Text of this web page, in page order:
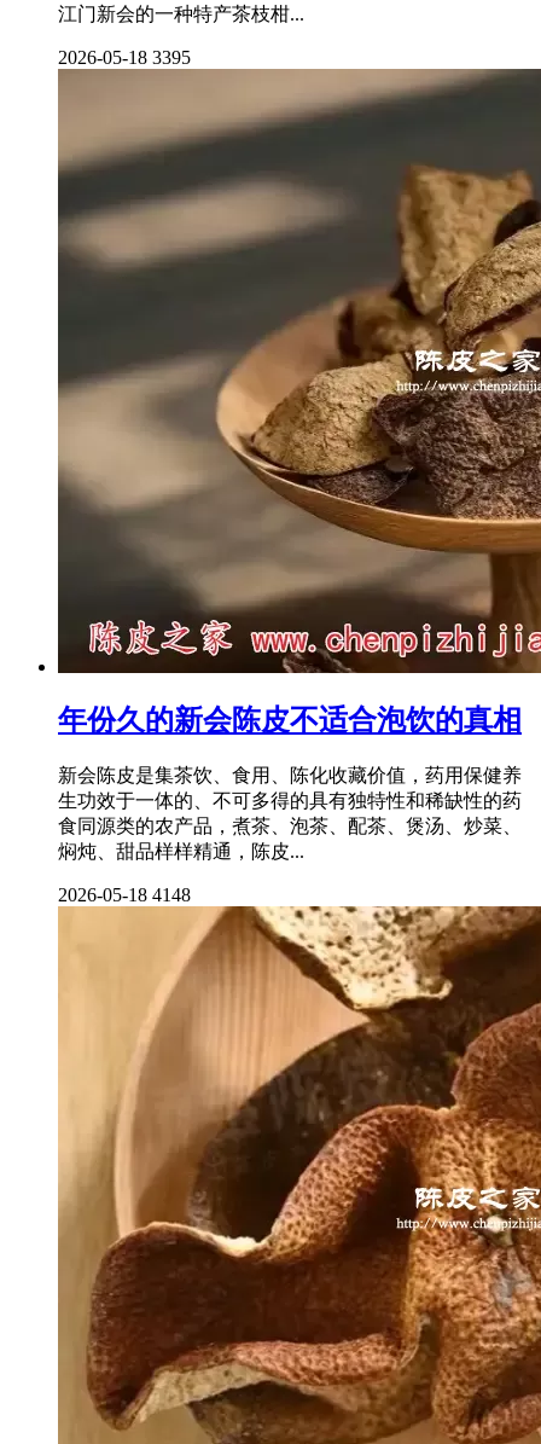
江门新会的一种特产茶枝柑...
2026-05-18 3395
年份久的新会陈皮不适合泡饮的真相
新会陈皮是集茶饮、食用、陈化收藏价值，药用保健养
生功效于一体的、不可多得的具有独特性和稀缺性的药
食同源类的农产品，煮茶、泡茶、配茶、煲汤、炒菜、
焖炖、甜品样样精通，陈皮...
2026-05-18 4148